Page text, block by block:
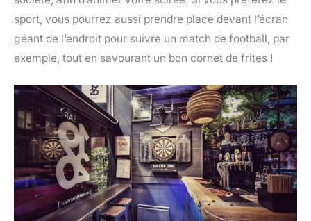
sport, vous pourrez aussi prendre place devant l’écran
géant de l’endroit pour suivre un match de football, par
exemple, tout en savourant un bon cornet de frites !